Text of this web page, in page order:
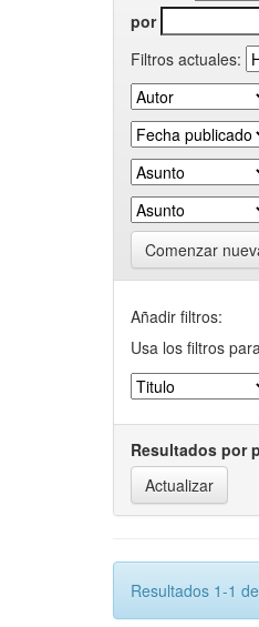
por
Filtros actuales:
Comenzar
Añadir filtros:
Usa los filtros
Resultados por
Resultados 1-1